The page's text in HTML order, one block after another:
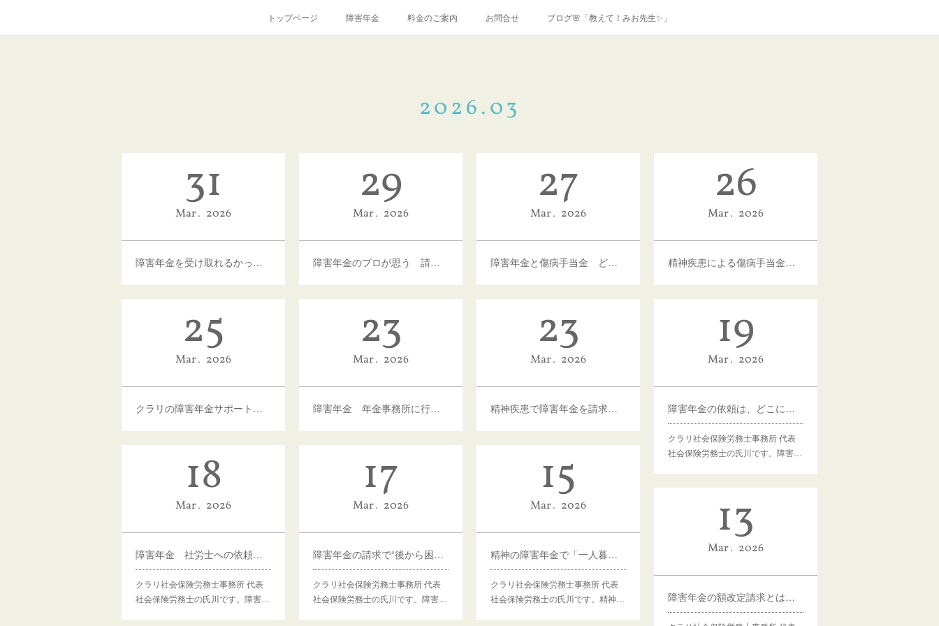
トップページ 障害年金 料金のご案内 お問合せ ブログ🌸「教えて！みお先生✨」
2026.03
31
Mar 2026
障害年金を受け取れるかって簡単に分かるのか？
29
Mar 2026
障害年金のプロが思う 請求が難しい傷病
27
Mar 2026
障害年金と傷病手当金 どう違う？
26
Mar 2026
精神疾患による傷病手当金の申請が増加していることについて
25
Mar 2026
クラリの障害年金サポート ここが特徴！
23
Mar 2026
障害年金 年金事務所に行く前にやるべきこと
23
Mar 2026
精神疾患で障害年金を請求する場合のありがちなお困りごと
19
Mar 2026
障害年金の依頼は、どこにしても同じ？——金額だけで選んで大丈夫か
クラリ社会保険労務士事務所 代表
社会保険労務士の氏川です。障害…
18
Mar 2026
障害年金 社労士への依頼料は本当に高いのか？
クラリ社会保険労務士事務所 代表
社会保険労務士の氏川です。障害…
17
Mar 2026
障害年金の請求で“後から困る人”の共通点
クラリ社会保険労務士事務所 代表
社会保険労務士の氏川です。障害…
15
Mar 2026
精神の障害年金で「一人暮らし」はどう見られるのか
クラリ社会保険労務士事務所 代表
社会保険労務士の氏川です。精神…
13
Mar 2026
障害年金の額改定請求とは？――等級を見直してもらえる場合